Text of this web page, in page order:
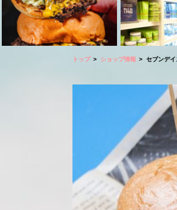
トップ ショップ情報 セブンデ